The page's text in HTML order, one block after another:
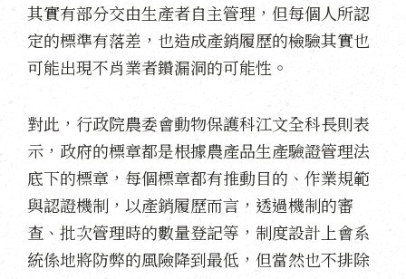
其實有部分交由生產者自主管理，但每個人所認
定的標準有落差，也造成產銷履歷的檢驗其實也
可能出現不肖業者鑽漏洞的可能性。
對此，行政院農委會動物保護科江文全科長則表
示，政府的標章都是根據農產品生產驗證管理法
底下的標章，每個標章都有推動目的、作業規範
與認證機制，以產銷履歷而言，透過機制的審
查、批次管理時的數量登記等，制度設計上會系
統係地將防弊的風險降到最低，但當然也不排除